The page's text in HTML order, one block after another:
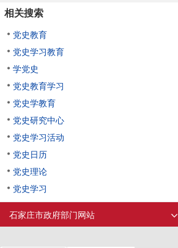
相关搜索
党史教育
党史学习教育
学党史
党史教育学习
党史学教育
党史研究中心
党史学习活动
党史日历
党史理论
党史学习